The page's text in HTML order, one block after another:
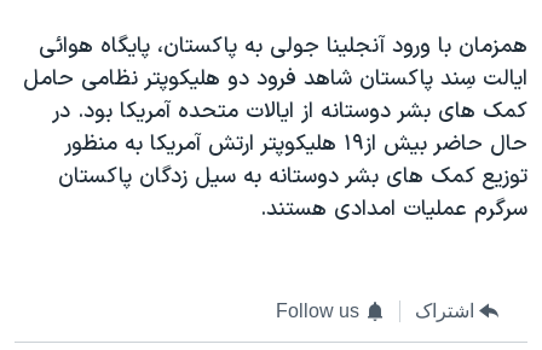
همزمان با ورود آنجلینا جولی به پاکستان، پايگاه هوائی
ايالت سِند پاکستان شاهد فرود دو هليکوپتر نظامی حامل
کمک های بشر دوستانه از ايالات متحده آمريکا بود. در
حال حاضر بيش از١٩ هليکوپتر ارتش آمريکا به منظور
توزيع کمک های بشر دوستانه به سيل زدگان پاکستان
سرگرم عمليات امدادی هستند.
اشتراک Follow us